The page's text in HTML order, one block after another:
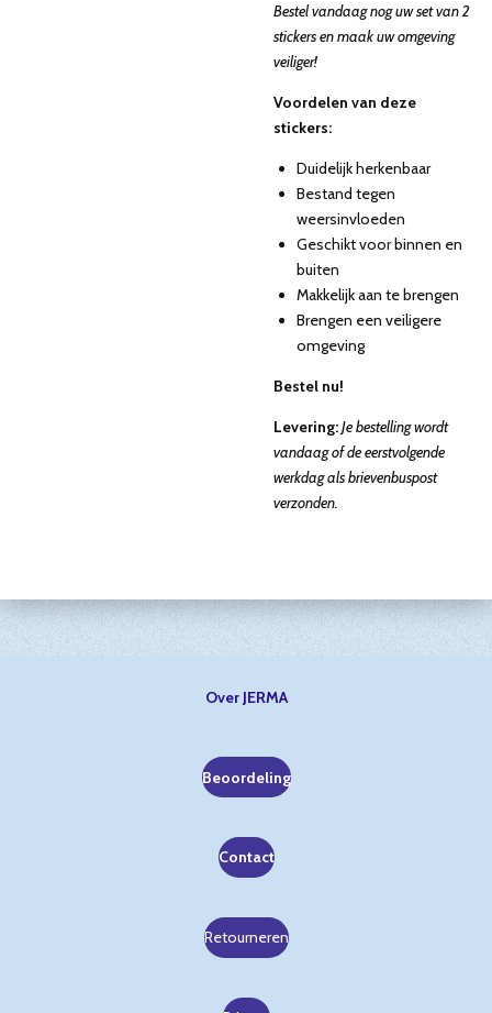
Bestel vandaag nog uw set van 2
stickers en maak uw omgeving
veiliger!
Voordelen van deze
stickers:
Duidelijk herkenbaar
Bestand tegen
weersinvloeden
Geschikt voor binnen en
buiten
Makkelijk aan te brengen
Brengen een veiligere
omgeving
Bestel nu!
Levering:Je bestelling wordt
vandaag of de eerstvolgende
werkdag als brievenbuspost
verzonden.
Over JERMA
Beoordeling
Contact
Retourneren